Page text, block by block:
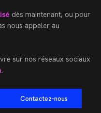
dès maintenant, ou pour
nous appeler au
sur nos réseaux sociaux
.
Contactez-nous